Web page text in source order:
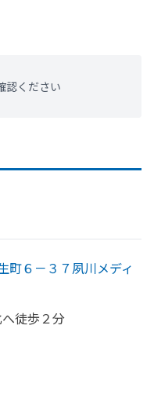
認ください
町６－３７夙川メディ
徒歩２分